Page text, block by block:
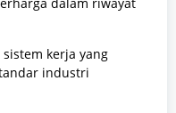
kerja yang
industri